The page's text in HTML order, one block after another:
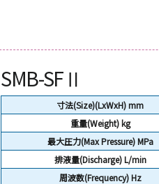
SMB-SFⅡ
寸法(Size)(LxWxH) mm
重量(Weight) kg
最大圧力(Max Pressure) MPa
排液量(Discharge) L/min
周波数(Frequency) Hz